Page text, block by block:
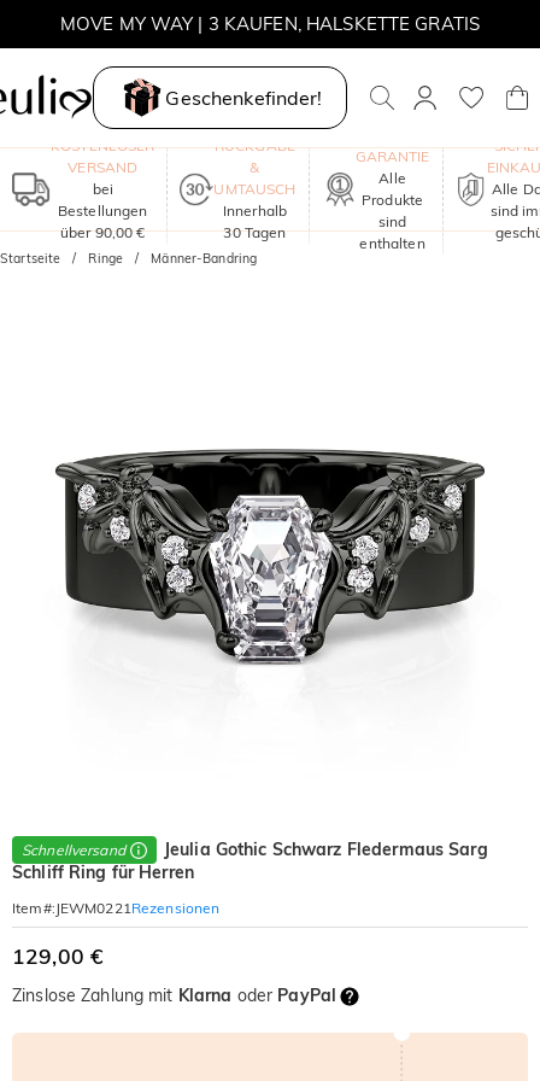
MOVE MY WAY | 3 KAUFEN, HALSKETTE GRATIS
Geschenkefinder!
KOSTENLOSER
VERSAND
bei
Bestellungen
über 90,00 €
RÜCKGABE
&
UMTAUSCH
Innerhalb
30 Tagen
GARANTIE
Alle
Produkte
sind
enthalten
Alle
sind
Startseite Ringe Männer-Bandring
Schnellversand
Jeulia Gothic Schwarz Fledermaus Sarg
Schliff Ring für Herren
Item#: JEWM0221Rezensionen
129,00 €
Zinslose Zahlung mit Klarna oder PayPal